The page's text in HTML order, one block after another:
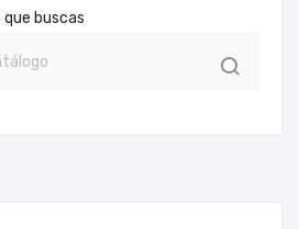
buscas